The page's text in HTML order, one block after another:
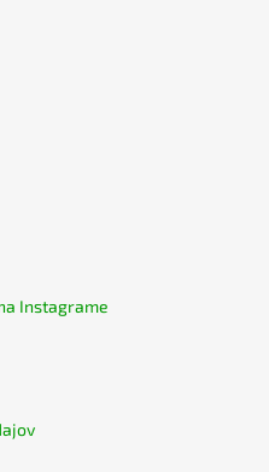
Instagrame